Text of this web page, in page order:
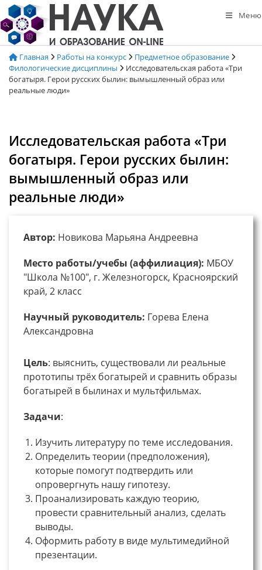
Перейти
к
содержимому
Меню
Главная Работы на конкурс
Предметное образование
Филологические дисциплины
Исследовательская работа «Три
богатыря. Герои русских былин: вымышленный образ или
реальные люди»
Исследовательская работа «Три
богатыря. Герои русских былин:
вымышленный образ или
реальные люди»
Автор: Новикова Марьяна Андреевна
Место работы/учебы (аффилиация): МБОУ
"Школа №100", г. Железногорск, Красноярский
край, 2 класс
Научный руководитель: Горева Елена
Александровна
Цель: выяснить, существовали ли реальные
прототипы трёх богатырей и сравнить образы
богатырей в былинах и мультфильмах.
Задачи:
Изучить литературу по теме исследования.
Определить теории (предположения),
которые помогут подтвердить или
опровергнуть нашу гипотезу.
Проанализировать каждую теорию,
провести сравнительный анализ, сделать
выводы.
Оформить работу в виде мультимедийной
презентации.